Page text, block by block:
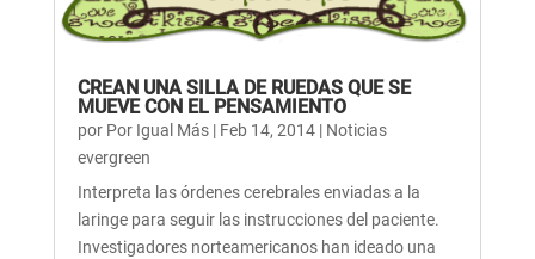
CREAN UNA SILLA DE RUEDAS QUE SE
MUEVE CON EL PENSAMIENTO
por Por Igual Más| Feb 14, 2014| Noticias
evergreen
Interpreta las órdenes cerebrales enviadas a la
laringe para seguir las instrucciones del paciente.
Investigadores norteamericanos han ideado una